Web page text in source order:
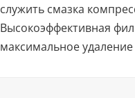
служить смазка
Высокоэффективная
максимальное